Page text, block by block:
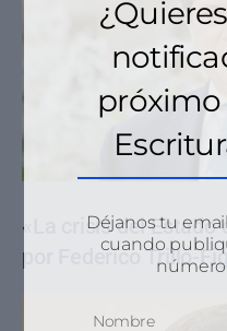
«La crisis del Estado
por Federico Trillo-
Déjanos tu
cuando
número